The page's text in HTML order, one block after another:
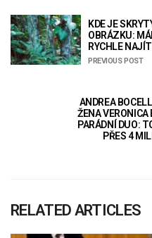
KDE JE
OBRÁZKU:
RYCHLE NAJÍT
PREVIOUS POST
ANDREA
ŽENA VERONICA
PARÁDNÍ DUO:
PŘES 4
RELATED ARTICLES